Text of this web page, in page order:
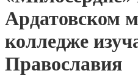
Ардатовском
колледже
Православия